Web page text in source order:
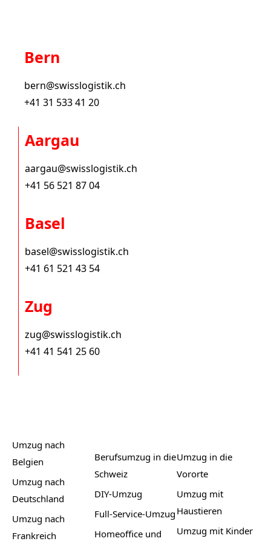
Bern
bern@swisslogistik.ch
+41 31 533 41 20
Aargau
aargau@swisslogistik.ch
+41 56 521 87 04
Basel
basel@swisslogistik.ch
+41 61 521 43 54
Zug
zug@swisslogistik.ch
+41 41 541 25 60
Umzug nach
Belgien
Umzug nach
Deutschland
Umzug nach
Frankreich
Berufsumzug in die
Schweiz
DIY-Umzug
Full-Service-Umzug
Homeoffice und
Umzug in die
Vororte
Umzug mit
Haustieren
Umzug mit Kinder